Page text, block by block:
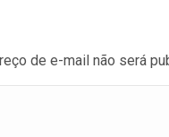
de e-mail não será